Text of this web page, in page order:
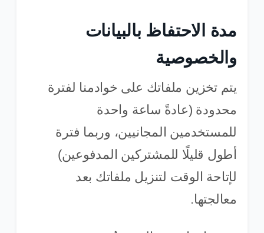
مدة الاحتفاظ بالبيانات
والخصوصية
يتم تخزين ملفاتك على خوادمنا لفترة
محدودة (عادةً ساعة واحدة
للمستخدمين المجانيين، وربما فترة
أطول قليلًا للمشتركين المدفوعين)
لإتاحة الوقت لتنزيل ملفاتك بعد
معالجتها.